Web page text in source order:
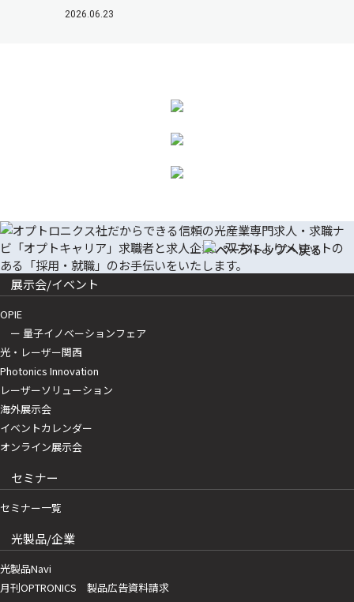
2026.06.23
展示会/イベント
OPIE
ー 量子イノベーションフェア
光・レーザー関西
Photonics Innovation
レーザーソリューション
海外展示会
イベントカレンダー
オンライン展示会
セミナー
セミナー一覧
光製品/企業
光製品Navi
月刊OPTRONICS 製品広告資料請求